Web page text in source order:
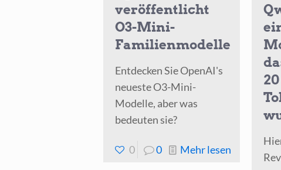
Kreativität
veröffentlicht
O3-Mini-
Familienmodelle
Entdecken Sie OpenAI's
neueste O3-Mini-
Modelle, aber was
bedeuten sie?
0 0 Mehr lesen-